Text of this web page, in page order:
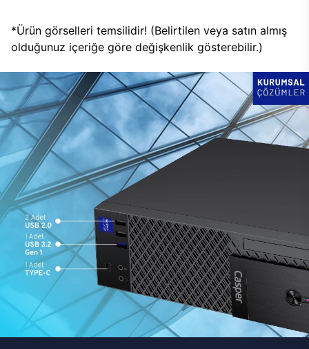
*Ürün görselleri temsilidir! (Belirtilen veya satın almış
olduğunuz içeriğe göre değişkenlik gösterebilir.)